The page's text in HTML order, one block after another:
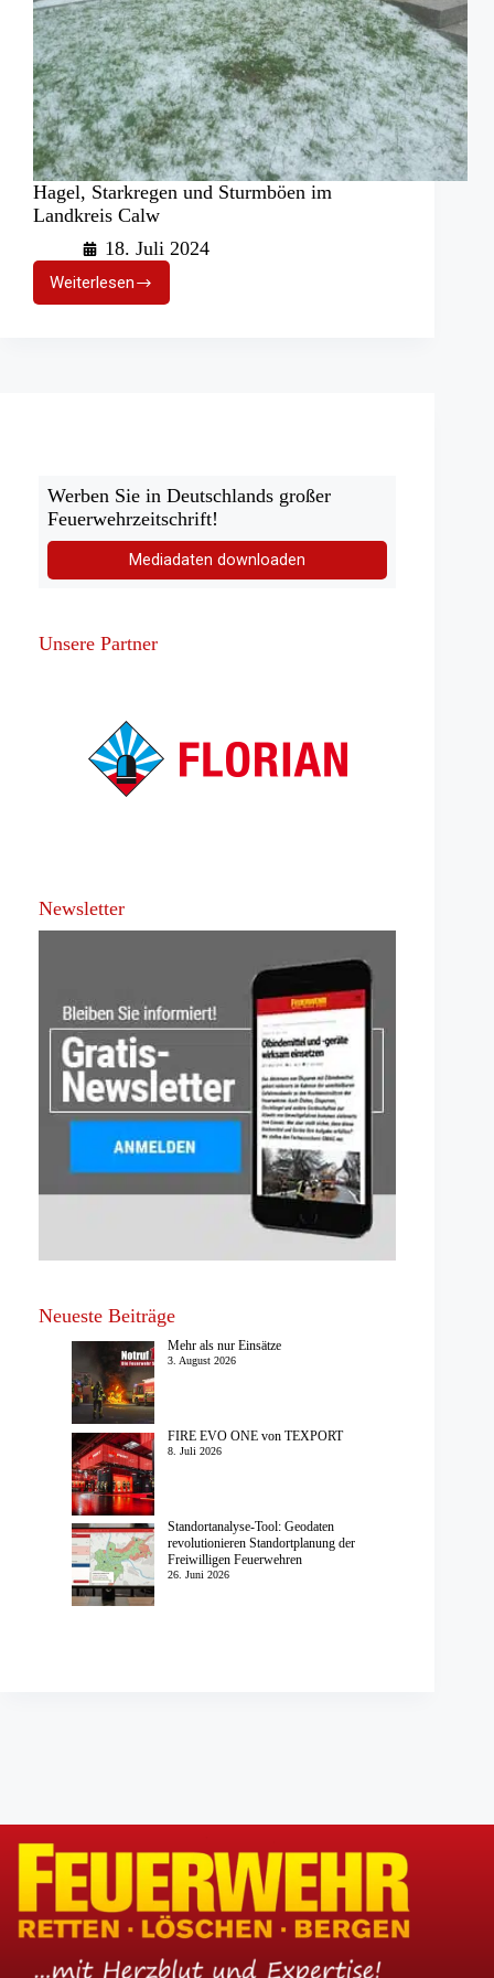
Hagel, Starkregen und Sturmböen im
Landkreis Calw
18. Juli 2024
Weiterlesen
Hagel,
Starkregen
Werben Sie in Deutschlands großer
Feuerwehrzeitschrift!
Mediadaten downloaden
Unsere Partner
Newsletter
Neueste Beiträge
Mehr als nur Einsätze
3. August 2026
FIRE EVO ONE von TEXPORT
8. Juli 2026
Standortanalyse-Tool: Geodaten
revolutionieren Standortplanung der
Freiwilligen Feuerwehren
26. Juni 2026